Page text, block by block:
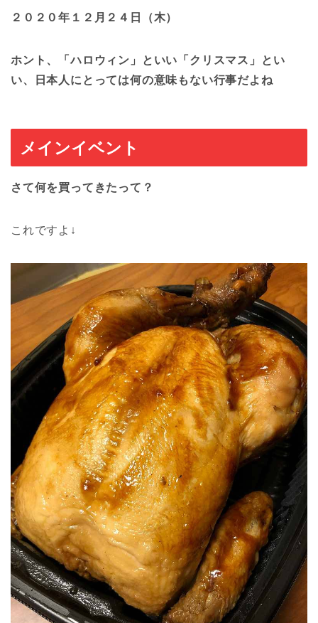
２０２０年１２月２４日（木）
ホント、「ハロウィン」といい「クリスマス」とい
い、日本人にとっては何の意味もない行事だよね
メインイベント
さて何を買ってきたって？
これですよ↓